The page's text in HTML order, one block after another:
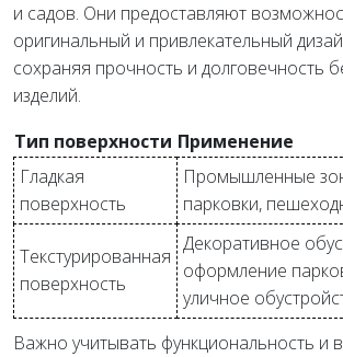
и садов. Они предоставляют
оригинальный и привлекательный
сохраняя прочность и долговечность
изделий.
Тип поверхности Применение
Гладкая
поверхность
Промышленные
парковки,
Текстурированная
поверхность
Декоративное
оформление
уличное
Важно учитывать функциональность и